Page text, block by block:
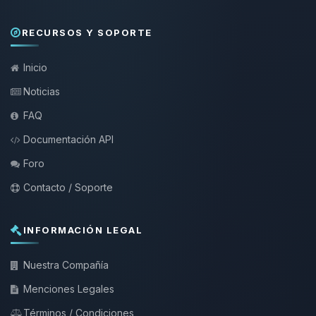
RECURSOS Y SOPORTE
Inicio
Noticias
FAQ
Documentación API
Foro
Contacto / Soporte
INFORMACIÓN LEGAL
Nuestra Compañía
Menciones Legales
Términos / Condiciones